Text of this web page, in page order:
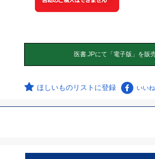
ほしいものリストに登録 いいね